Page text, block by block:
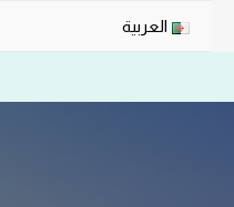
العربية